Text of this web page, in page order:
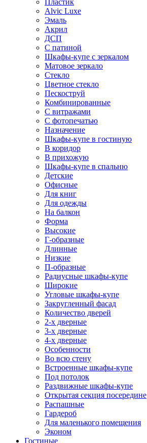
Пластик
Alvic Luxe
Эмаль
Акрил
ДСП
С патиной
Шкафы-купе с зеркалом
Матовое зеркало
Стекло
Цветное стекло
Пескоструй
Комбинированные
С витражами
С фотопечатью
Назначение
Шкафы-купе в гостиную
В коридор
В прихожую
Шкафы-купе в спальню
Детские
Офисные
Для книг
Для одежды
На балкон
Форма
Высокие
Г-образные
Длинные
Низкие
П-образные
Радиусные шкафы-купе
Широкие
Угловые шкафы-купе
Закругленный фасад
Количество дверей
2-х дверные
3-х дверные
4-х дверные
Особенности
Во всю стену
Встроенные шкафы-купе
Под потолок
Раздвижные шкафы-купе
Открытая секция посередине
Распашные
Гардероб
Для маленького помещения
Эконом
Гостиные